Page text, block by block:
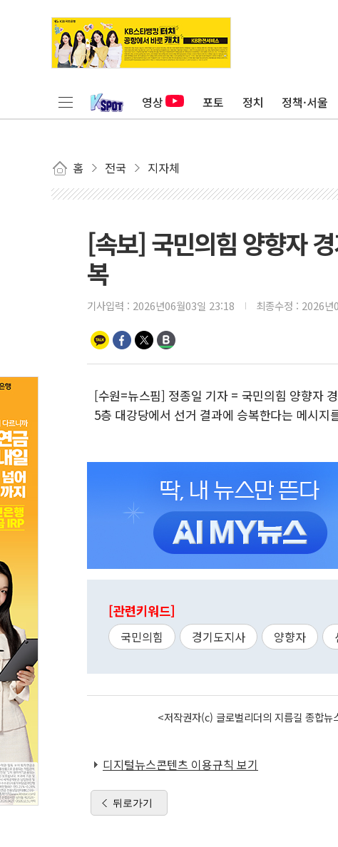
영상 포토 정치 정책·서울
홈 전국 지자체
[속보] 국민의힘 양향자
복
기사입력 : 2026년06월03일 23:18 최종수정 : 2026년
[수원=뉴스핌] 정종일 기자 = 국민의힘 양향자
5층 대강당에서 선거 결과에 승복한다는 메시지
[관련키워드]
국민의힘 경기도지사 양향자
<저작권자(c) 글로벌리더의 지름길 종합
디지털뉴스콘텐츠 이용규칙 보기
뒤로가기